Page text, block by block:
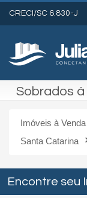
CRECI/SC 6.830-J
Sobrados à
Imóveis à Venda
Santa Catarina
Encontre seu